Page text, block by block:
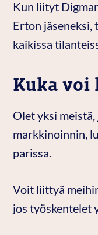
Kun liityt
Erton jäseneksi,
kaikissa
Kuka voi
Olet yksi
markkinoinnin,
parissa.
Voit liittyä
jos työskentelet